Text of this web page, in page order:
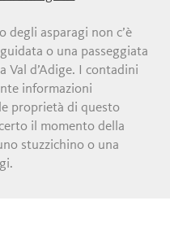
degli asparagi non c’è
o una passeggiata
Val d’Adige. I contadini
informazioni
proprietà di questo
il momento della
stuzzichino o una